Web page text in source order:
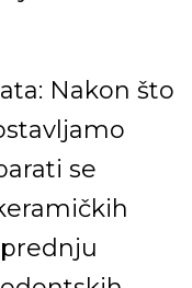
Nakon što
se